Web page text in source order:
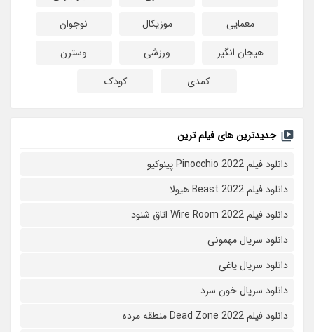
معمایی
موزیکال
نوجوان
هیجان انگیز
ورزشی
وسترن
کمدی
کودک
جدیدترین های فیلم ترین
دانلود فیلم Pinocchio 2022 پینوکیو
دانلود فیلم Beast 2022 هیولا
دانلود فیلم Wire Room 2022 اتاق شنود
دانلود سریال مهمونی
دانلود سریال یاغی
دانلود سریال خون سرد
دانلود فیلم 2022 Dead Zone منطقه مرده